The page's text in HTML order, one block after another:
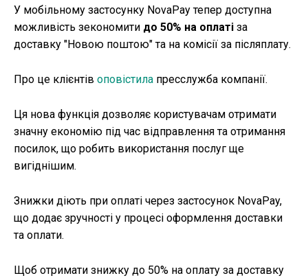
Ми в соц. мережах
У мобільному застосунку NovaPay тепер доступна
можливість зекономити до 50% на оплаті за
доставку "Новою поштою" та на комісії за післяплату.
Про це клієнтів оповістила пресслужба компанії.
Ця нова функція дозволяє користувачам отримати
значну економію під час відправлення та отримання
посилок, що робить використання послуг ще
вигіднішим.
Знижки діють при оплаті через застосунок NovaPay,
що додає зручності у процесі оформлення доставки
та оплати.
Щоб отримати знижку до 50% на оплату за доставку